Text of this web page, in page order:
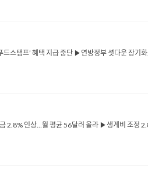
탬프’ 혜택 지급 중단 ▶연방정부 셧다운 장기
인상…월 평균 56달러 올라 ▶생계비 조정